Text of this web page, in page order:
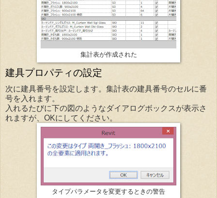
集計表が作成された
建具プロパティの設定
次に建具番号を設定します。集計表の建具番号のセルに番
号を入れます。
入れるたびに下の図のようなダイアログボックスが表示さ
れますが、OKにしてください。
タイプパラメータを変更するときの警告